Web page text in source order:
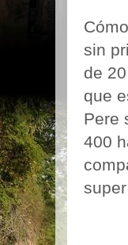
sin
de
que
Pere
400